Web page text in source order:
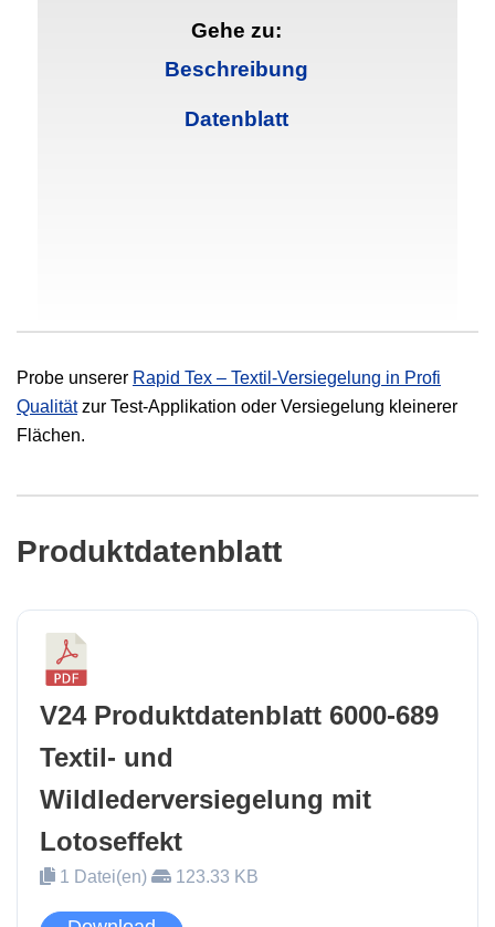
Gehe zu:
Beschreibung
Datenblatt
Probe unserer Rapid Tex – Textil-Versiegelung in Profi
Qualitätzur Test-Applikation oder Versiegelung kleinerer
Flächen.
Produktdatenblatt
V24 Produktdatenblatt 6000-689
Textil- und
Wildlederversiegelung mit
Lotoseffekt
1 Datei(en) 123.33 KB